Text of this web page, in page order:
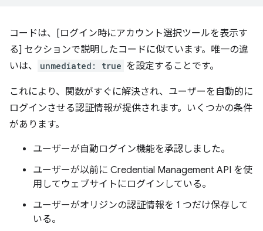
コードは、[ログイン時にアカウント選択ツールを表示す
る] セクションで説明したコードに似ています。唯一の違
いは、
unmediated: true を設定することです。
これにより、関数がすぐに解決され、ユーザーを自動的に
ログインさせる認証情報が提供されます。いくつかの条件
があります。
ユーザーが自動ログイン機能を承認しました。
ユーザーが以前に Credential Management API を使
用してウェブサイトにログインしている。
ユーザーがオリジンの認証情報を 1 つだけ保存して
いる。